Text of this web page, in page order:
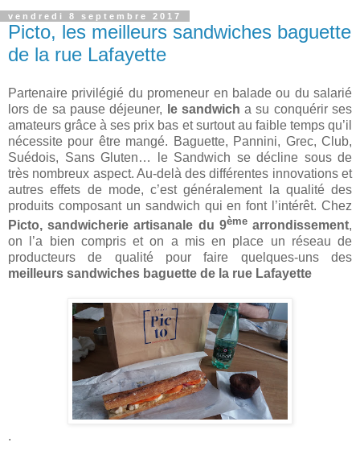
vendredi 8 septembre 2017
Picto, les meilleurs sandwiches baguette
de la rue Lafayette
Partenaire privilégié du promeneur en balade ou du salarié
lors de sa pause déjeuner,
le sandwicha su conquérir ses
amateurs grâce à ses prix bas et surtout au faible temps qu’il
nécessite pour être mangé. Baguette, Pannini, Grec, Club,
Suédois, Sans Gluten… le Sandwich se décline sous de
très nombreux aspect. Au-delà des différentes innovations et
autres effets de mode, c’est généralement la qualité des
produits composant un sandwich qui en font l’intérêt. Chez
Picto, sandwicherie artisanale du 9èmearrondissement,
on l’a bien compris et on a mis en place un réseau de
producteurs de qualité pour faire quelques-uns des
meilleurs sandwiches baguette de la rue Lafayette
.